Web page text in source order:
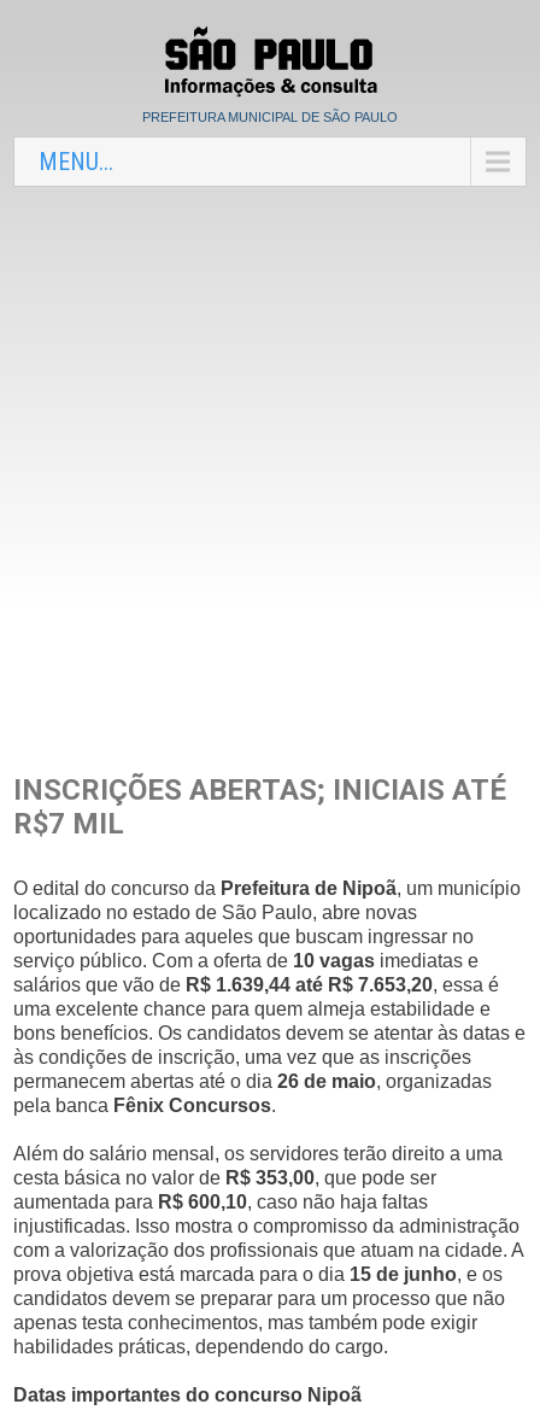
PREFEITURA MUNICIPAL DE SÃO PAULO
MENU...
INSCRIÇÕES ABERTAS; INICIAIS ATÉ
R$7 MIL
O edital do concurso da Prefeitura de Nipoã, um município
localizado no estado de São Paulo, abre novas
oportunidades para aqueles que buscam ingressar no
serviço público. Com a oferta de 10 vagas imediatas e
salários que vão de R$ 1.639,44 até R$ 7.653,20, essa é
uma excelente chance para quem almeja estabilidade e
bons benefícios. Os candidatos devem se atentar às datas e
às condições de inscrição, uma vez que as inscrições
permanecem abertas até o dia26 de maio, organizadas
pela banca Fênix Concursos.
Além do salário mensal, os servidores terão direito a uma
cesta básica no valor de R$ 353,00, que pode ser
aumentada para R$ 600,10, caso não haja faltas
injustificadas. Isso mostra o compromisso da administração
com a valorização dos profissionais que atuam na cidade. A
prova objetiva está marcada para o dia 15 de junho, e os
candidatos devem se preparar para um processo que não
apenas testa conhecimentos, mas também pode exigir
habilidades práticas, dependendo do cargo.
Datas importantes do concurso Nipoã